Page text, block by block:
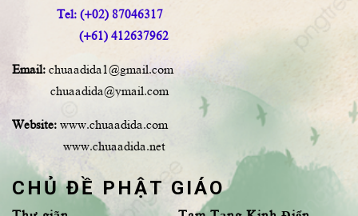
Tel: (+02) 87046317
(+61) 412637962
Email: chuaadida1@gmail.com
chuaadida@ymail.com
Website: www.chuaadida.com
www.chuaadida.net
CHỦ ĐỀ PHẬT GIÁO